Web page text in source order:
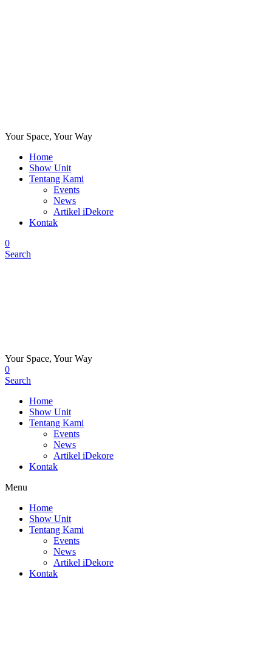
Your Space, Your Way
Home
Show Unit
Tentang Kami
Events
News
Artikel iDekore
Kontak
0
Search
Your Space, Your Way
0
Search
Home
Show Unit
Tentang Kami
Events
News
Artikel iDekore
Kontak
Menu
Home
Show Unit
Tentang Kami
Events
News
Artikel iDekore
Kontak